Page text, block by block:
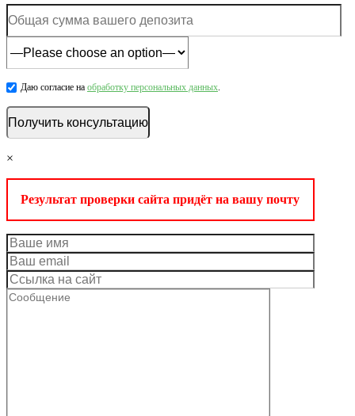
Даю согласие на обработку персональных данных.
×
Результат проверки сайта придёт на вашу почту